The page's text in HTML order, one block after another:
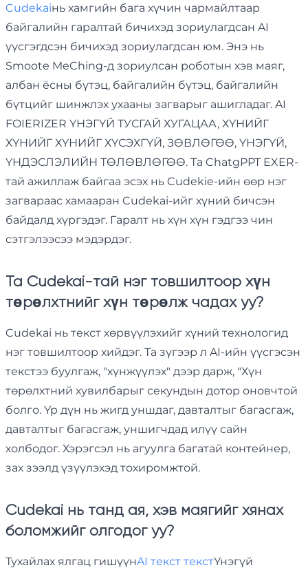
Cudekaiнь хамгийн бага хүчин чармайлтаар
байгалийн гаралтай бичихэд зориулагдсан AI
үүсгэгдсэн бичихэд зориулагдсан юм. Энэ нь
Smoote MeChing-д зориулсан роботын хэв маяг,
албан ёсны бүтэц, байгалийн бүтэц, байгалийн
бүтцийг шинжлэх ухааны загварыг ашигладаг. AI
FOIERIZER ҮНЭГҮЙ ТУСГАЙ ХУГАЦАА, ХҮНИЙГ
ХҮНИЙГ ХҮНИЙГ ХҮСЭХГҮЙ, ЗӨВЛӨГӨӨ, ҮНЭГҮЙ,
ҮНДЭСЛЭЛИЙН ТӨЛӨВЛӨГӨӨ. Та ChatgPPT EXER-
тай ажиллаж байгаа эсэх нь Cudekie-ийн өөр нэг
загвараас хамааран Cudekai-ийг хүний бичсэн
байдалд хүргэдэг. Гаралт нь хүн хүн гэдгээ чин
сэтгэлээсээ мэдэрдэг.
Та Cudekai-тай нэг товшилтоор хүн
төрөлхтнийг хүн төрөлж чадах уу?
Cudekai нь текст хөрвүүлэхийг хүний технологид
нэг товшилтоор хийдэг. Та зүгээр л AI-ийн үүсгэсэн
текстээ буулгаж, "хүнжүүлэх" дээр дарж, "Хүн
төрөлхтний хувилбарыг секундын дотор оновчтой
болго. Үр дүн нь жигд уншдаг, давталтыг багасгаж,
давталтыг багасгаж, уншигчдад илүү сайн
холбодог. Хэрэгсэл нь агуулга багатай контейнер,
зах зээлд үзүүлэхэд тохиромжтой.
Cudekai нь танд ая, хэв маягийг хянах
боломжийг олгодог уу?
Тухайлах ялгац гишүүнAI текст текстҮнэгүй